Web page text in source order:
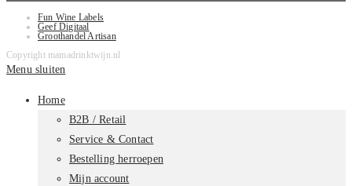
Fun Wine Labels
Geef Digitaal
Groothandel Artisan
Copyright mamadrinktwijn.nl
Menu sluiten
Home
B2B / Retail
Service & Contact
Bestelling herroepen
Mijn account